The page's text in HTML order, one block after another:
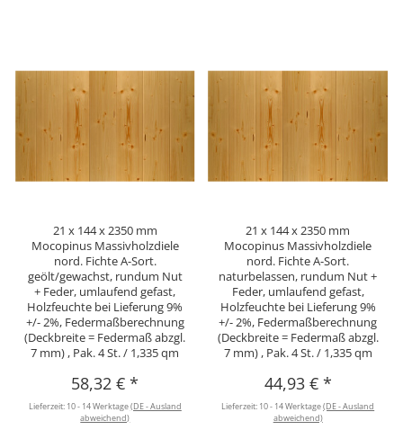
21 x 144 x 2350 mm
Mocopinus Massivholzdiele
nord. Fichte A-Sort.
geölt/gewachst, rundum Nut
+ Feder, umlaufend gefast,
Holzfeuchte bei Lieferung 9%
+/- 2%, Federmaßberechnung
(Deckbreite = Federmaß abzgl.
7 mm) , Pak. 4 St. / 1,335 qm
58,32 €*
Lieferzeit: 10 - 14 Werktage(DE - Ausland
abweichend)
21 x 144 x 2350 mm
Mocopinus Massivholzdiele
nord. Fichte A-Sort.
naturbelassen, rundum Nut +
Feder, umlaufend gefast,
Holzfeuchte bei Lieferung 9%
+/- 2%, Federmaßberechnung
(Deckbreite = Federmaß abzgl.
7 mm) , Pak. 4 St. / 1,335 qm
44,93 € *
Lieferzeit: 10 - 14 Werktage(DE - Ausland
abweichend)